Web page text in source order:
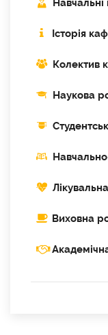
Навчальні
Історія
Колектив
Наукова
Виховна